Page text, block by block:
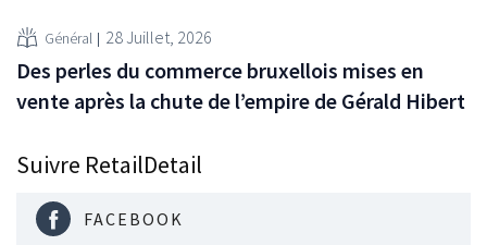
Général 28 Juillet, 2026
Des perles du commerce bruxellois mises en
vente après la chute de l’empire de Gérald Hibert
Suivre RetailDetail
FACEBOOK